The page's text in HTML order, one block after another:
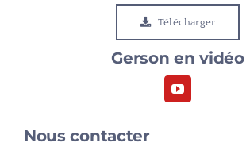
Rejoindre Gerson
Télécharger
Gerson en vidéo
Nous contacter